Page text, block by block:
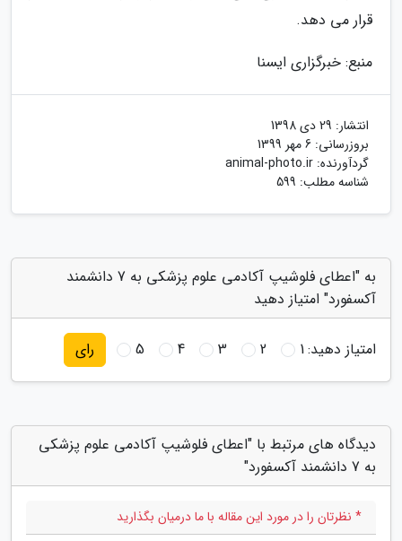
قرار می دهد.
منبع: خبرگزاری ایسنا
انتشار: 29 دی 1398
بروزرسانی: 6 مهر 1399
گردآورنده: animal-photo.ir
شناسه مطلب: 599
به "اعطای فلوشیپ آکادمی علوم پزشکی به 7 دانشمند
آکسفورد" امتیاز دهید
امتیاز دهید:1
2
3
4
5 رای
دیدگاه های مرتبط با "اعطای فلوشیپ آکادمی علوم پزشکی
به 7 دانشمند آکسفورد"
* نظرتان را در مورد این مقاله با ما درمیان بگذارید